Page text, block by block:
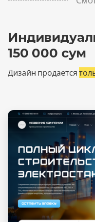
150 000 сум
Дизайн продается